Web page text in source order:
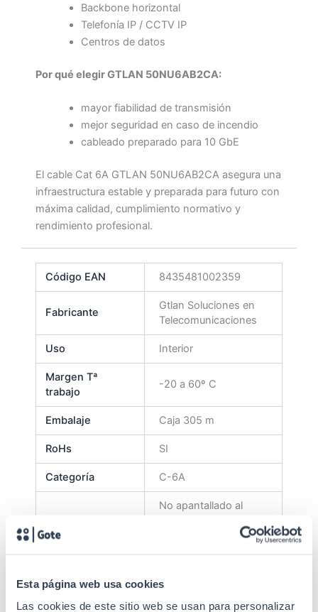
Esta página web usa cookies
Las cookies de este sitio web se usan para personalizar
Backbone horizontal
Telefonía IP / CCTV IP
Centros de datos
Por qué elegir GTLAN 50NU6AB2CA:
mayor fiabilidad de transmisión
mejor seguridad en caso de incendio
cableado preparado para 10 GbE
El cable Cat 6A GTLAN 50NU6AB2CA asegura una
infraestructura estable y preparada para futuro con
máxima calidad, cumplimiento normativo y
rendimiento profesional.
Código EAN 8435481002359
Fabricante
Gtlan Soluciones en
Telecomunicaciones
Uso Interior
Margen Tª
trabajo
-20 a 60º C
Embalaje Caja 305 m
RoHs SI
Categoría C-6A
No apantallado al
Material de
aislamiento
HDPE